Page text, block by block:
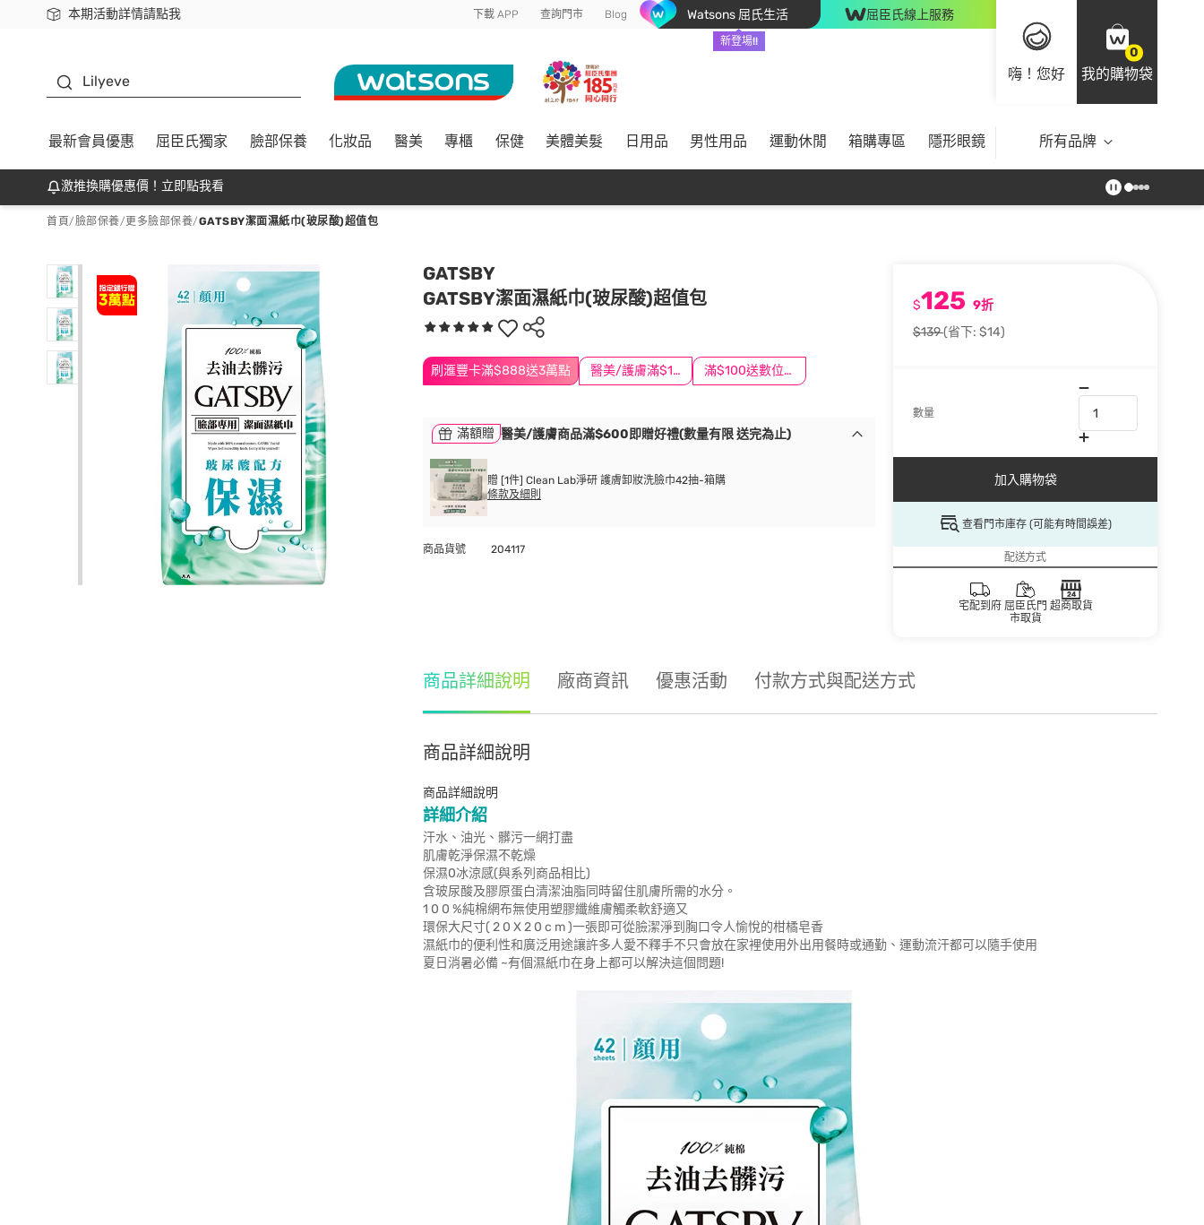
本期活動詳情請點我
下載app最高回饋$350 下載 APP 查詢門市 Blog Watsons 屈氏生活
新登場!!
屈臣氏線上服務
嗨！您好
0
我的購物袋
Lilyeve
最新會員優惠 屈臣氏獨家 臉部保養 化妝品 醫美 專櫃 保健 美體美髮 日用品 男性用品 運動休閒 箱購專區 隱形眼鏡 所有品牌
激推換購優惠價！立即點我看
首頁/臉部保養/ 更多臉部保養/GATSBY潔面濕紙巾(玻尿酸)超值包
GATSBY
GATSBY潔面濕紙巾(玻尿酸)超值包
刷滙豐卡滿$888送3萬點 醫美/護膚滿$1200送$200 滿$100送數位印花
$125 9折
$139(省下: $14)
數量
加入購物袋
查看門市庫存 (可能有時間誤差)
配送方式
宅配到府 屈臣氏門
市取貨
超商取貨
滿額贈 醫美/護膚商品滿$600即贈好禮(數量有限 送完為止)
贈 [1件] Clean Lab淨研 護膚卸妝洗臉巾42抽-箱購
條款及細則
商品貨號 204117
商品詳細說明 廠商資訊 優惠活動 付款方式與配送方式
商品詳細說明
商品詳細說明
詳細介紹
汗水、油光、髒污一網打盡
肌膚乾淨保濕不乾燥
保濕0冰涼感(與系列商品相比)
含玻尿酸及膠原蛋白清潔油脂同時留住肌膚所需的水分。
1 0 0 %純棉網布無使用塑膠纖維膚觸柔軟舒適又
環保大尺寸( 2 0 X 2 0 c m )一張即可從臉潔淨到胸口令人愉悅的柑橘皂香
濕紙巾的便利性和廣泛用途讓許多人愛不釋手不只會放在家裡使用外出用餐時或通勤、運動流汗都可以隨手使用
夏日消暑必備 ~有個濕紙巾在身上都可以解決這個問題!